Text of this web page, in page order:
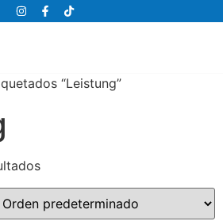
“Leistung”